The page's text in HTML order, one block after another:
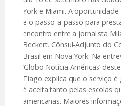
York e Miami. A
e o passo-a-passo para
encontro entre a jornalista
Beckert, Cônsul-Adjunto do
Brasil em Nova York. Na
‘Globo Notícia Américas’
Tiago explica que o serviço
é aceita tanto pelas escolas
americanas. Maiores